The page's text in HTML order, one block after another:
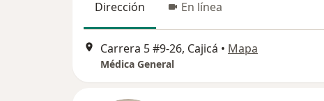
Dirección En línea
Carrera 5 #9-26, Cajicá • Mapa
Médica General